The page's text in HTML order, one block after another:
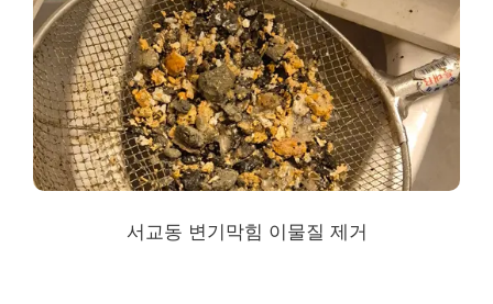
서교동 변기막힘 이물질 제거